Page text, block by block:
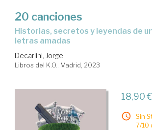
20 canciones
historias, secretos y leyendas de un puñado de
letras amadas
Decarlini, Jorge
Libros del K.O.. Madrid, 2023
18,90 €
Sin
7/10